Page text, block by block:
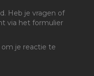
Heb je vragen of
via het formulier
je reactie te